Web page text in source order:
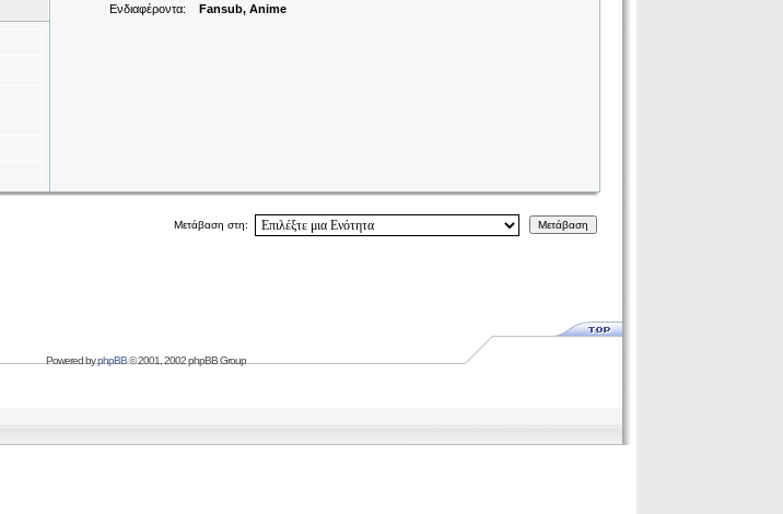
Ενδιαφέροντα:
Fansub, Anime
Μετάβαση στη: Μετάβαση
Powered byphpBB© 2001, 2002 phpBB Group